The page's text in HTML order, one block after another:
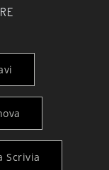
Scrivia